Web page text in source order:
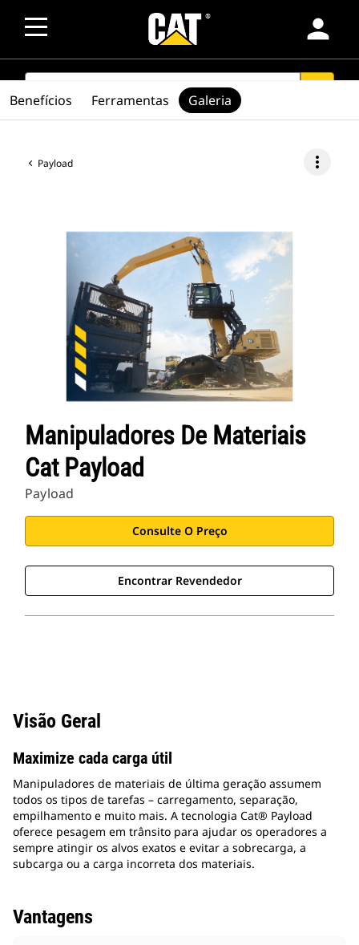
person
SEARCH
Payload more_vert
Manipuladores De Materiais
Cat Payload
Payload
Consulte O Preço
Encontrar Revendedor
Benefícios Ferramentas Galeria
Visão Geral
Maximize cada carga útil
Manipuladores de materiais de última geração assumem
todos os tipos de tarefas – carregamento, separação,
empilhamento e muito mais. A tecnologia Cat® Payload
oferece pesagem em trânsito para ajudar os operadores a
sempre atingir os alvos exatos e evitar a sobrecarga, a
subcarga ou a carga incorreta dos materiais.
Vantagens